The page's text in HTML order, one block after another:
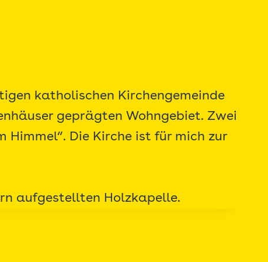
katholischen Kirchengemeinde
geprägten Wohngebiet. Zwei
Himmel“. Die Kirche ist für mich zur
aufgestellten Holzkapelle.